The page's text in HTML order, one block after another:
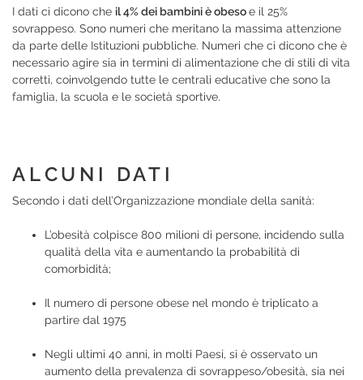
I dati ci dicono che il 4% dei bambini è obesoe il 25%
sovrappeso. Sono numeri che meritano la massima attenzione
da parte delle Istituzioni pubbliche. Numeri che ci dicono che è
necessario agire sia in termini di alimentazione che di stili di vita
corretti, coinvolgendo tutte le centrali educative che sono la
famiglia, la scuola e le società sportive.
ALCUNI DATI
Secondo i dati dell’Organizzazione mondiale della sanità:
L’obesità colpisce 800 milioni di persone, incidendo sulla
qualità della vita e aumentando la probabilità di
comorbidità;
Il numero di persone obese nel mondo è triplicato a
partire dal 1975
Negli ultimi 40 anni, in molti Paesi, si è osservato un
aumento della prevalenza di sovrappeso/obesità, sia nei